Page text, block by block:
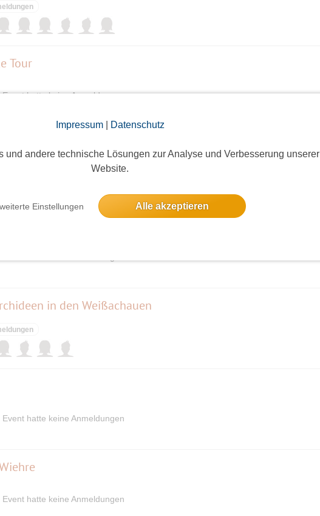
Impressum| Datenschutz
und andere technische Lösungen zur Analyse und Verbesserung unserer
Website.
Einstellungen Alle akzeptieren
Tour
Event hatte keine Anmeldungen
& 18÷20 kmh
in den Weißachauen
Event hatte keine Anmeldungen
Event hatte keine Anmeldungen